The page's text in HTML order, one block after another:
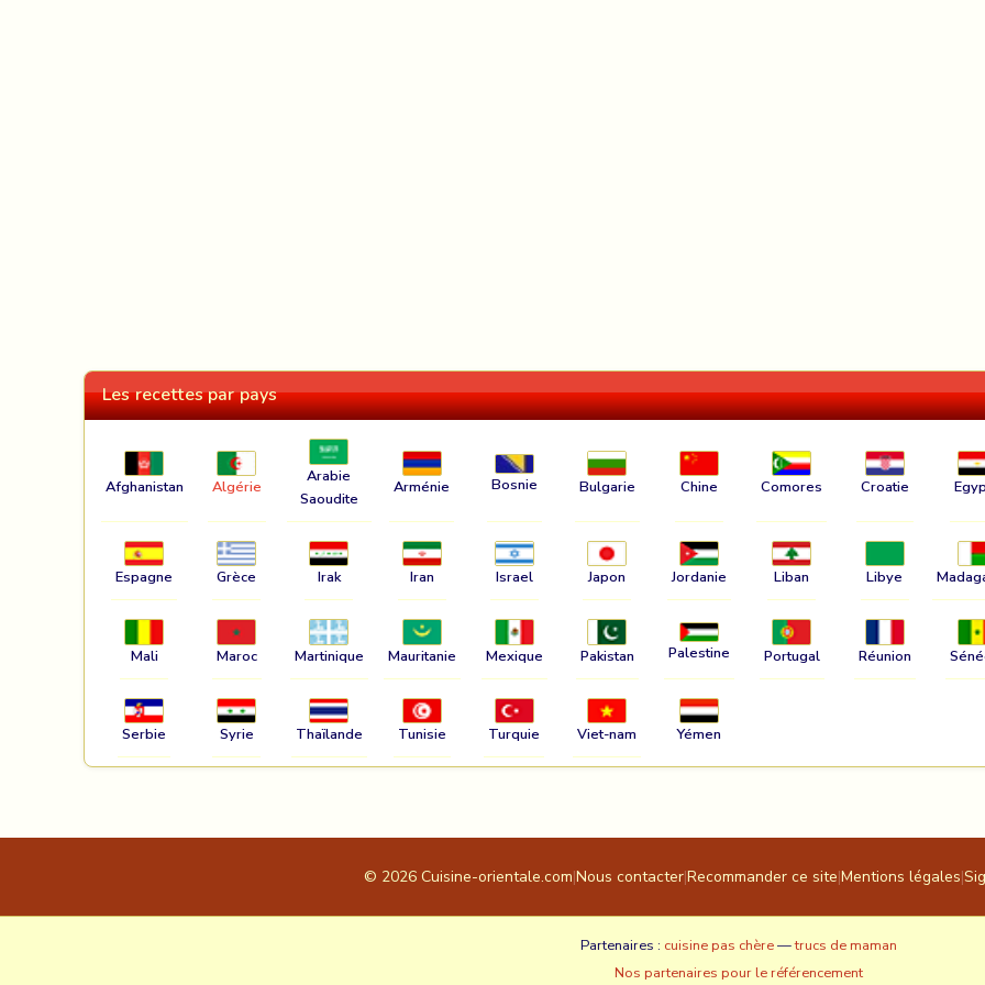
Les recettes par pays
Afghanistan Algérie
Arabie
Saoudite
Arménie Bosnie Bulgarie Chine Comores Croatie
Espagne Grèce Irak Iran Israel Japon Jordanie Liban Libye
Mali Maroc Martinique Mauritanie Mexique Pakistan Palestine Portugal Réunion
Serbie Syrie Thaïlande Tunisie Turquie Viet-nam Yémen
© 2026 Cuisine-orientale.com|Nous contacter|Recommander ce site|Mentions légales|
Partenaires : cuisine pas chère—trucs de maman
Nos partenaires pour le référencement